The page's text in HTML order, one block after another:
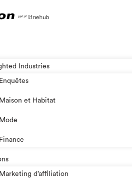
Industries
Enquêtes
Maison et Habitat
Mode
Finance
Marketing d’affiliation